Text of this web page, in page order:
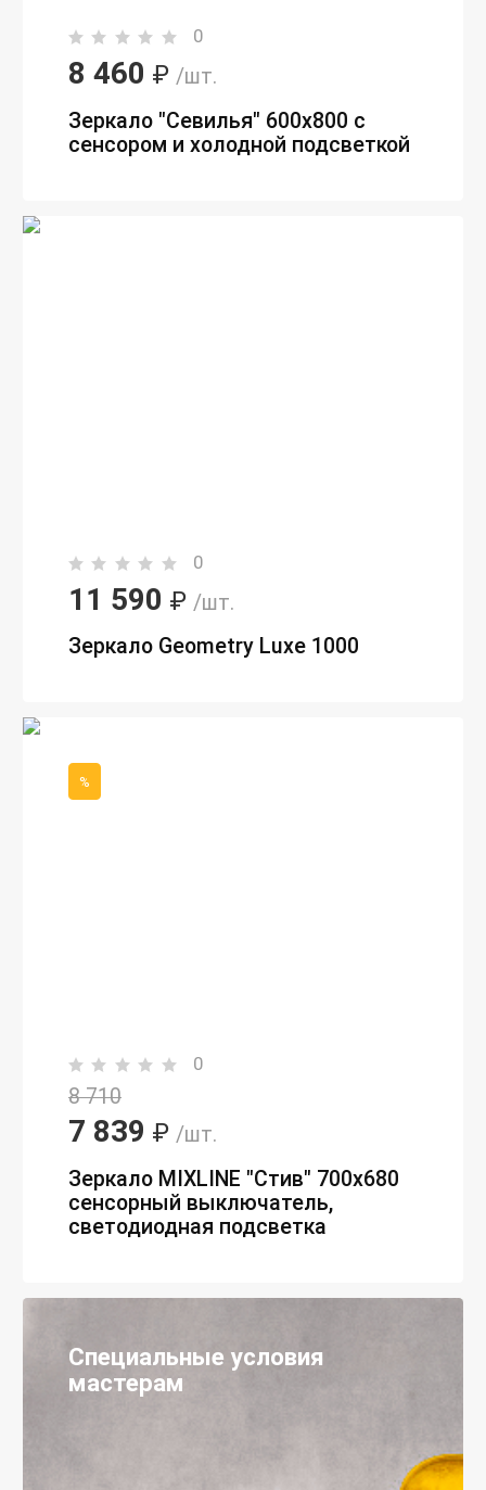
0
8 460 ₽ /шт.
Зеркало "Севилья" 600х800 с
сенсором и холодной подсветкой
0
11 590 ₽ /шт.
Зеркало Geometry Luxe 1000
%
0
8 710
7 839 ₽ /шт.
Зеркало MIXLINE "Стив" 700х680
сенсорный выключатель,
светодиодная подсветка
Специальные условия
мастерам